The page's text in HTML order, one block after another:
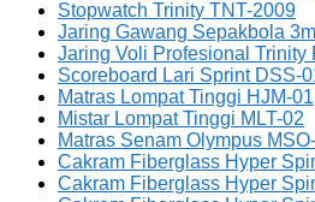
Stopwatch Trinity TNT-2009
Jaring Gawang Sepakbola
Jaring Voli Profesional Trinity
Scoreboard Lari Sprint DSS-
Matras Lompat Tinggi HJM-01
Mistar Lompat Tinggi MLT-02
Matras Senam Olympus
Cakram Fiberglass Hyper
Cakram Fiberglass Hyper